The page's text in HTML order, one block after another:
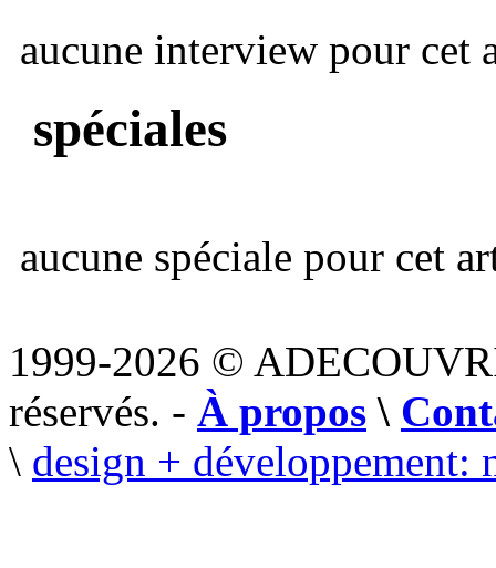
aucune interview pour cet
spéciales
aucune spéciale pour cet
1999-2026 ©
réservés. - À propos \
\ design + développement: